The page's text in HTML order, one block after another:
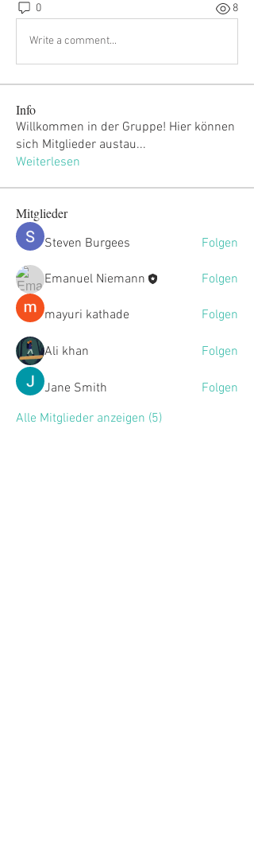
0 8
Write a comment...
Info
Willkommen in der Gruppe! Hier können
sich Mitglieder austau...
Weiterlesen
Mitglieder
Steven Burgees Folgen
Emanuel Niemann Folgen
mayuri kathade Folgen
Ali khan Folgen
Jane Smith
Folgen
Alle Mitglieder anzeigen (5)